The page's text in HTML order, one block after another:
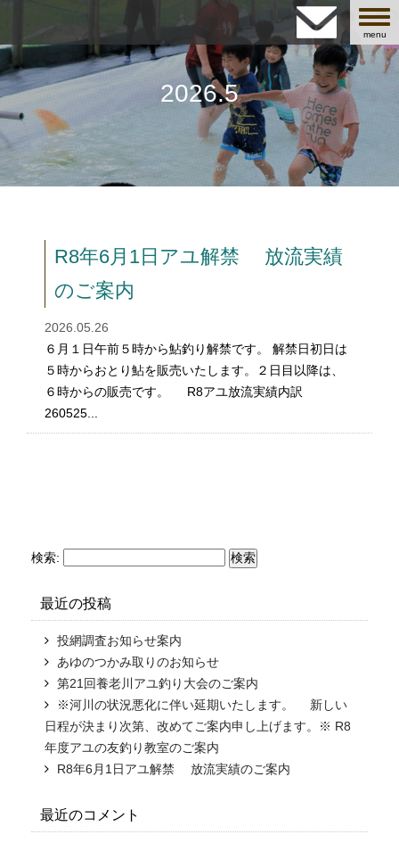
menu
2026.5
R8年6月1日アユ解禁 放流実績
のご案内
2026.05.26
６月１日午前５時から鮎釣り解禁です。 解禁日初日は
５時からおとり鮎を販売いたします。２日目以降は、
６時からの販売です。 R8アユ放流実績内訳
260525...
検索:
最近の投稿
投網調査お知らせ案内
あゆのつかみ取りのお知らせ
第21回養老川アユ釣り大会のご案内
※河川の状況悪化に伴い延期いたします。 新しい
日程が決まり次第、改めてご案内申し上げます。※ R8
年度アユの友釣り教室のご案内
R8年6月1日アユ解禁 放流実績のご案内
最近のコメント